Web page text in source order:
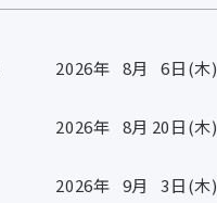
2026年 8月 6日(木)
2026年 8月 20日(木)
2026年 9月 3日(木)